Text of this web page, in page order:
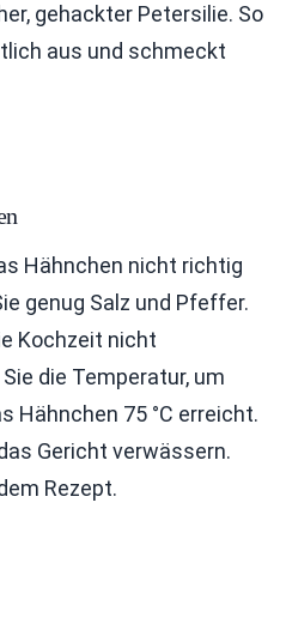
gehackter Petersilie. So
aus und schmeckt
Hähnchen nicht richtig
genug Salz und Pfeffer.
Kochzeit nicht
die Temperatur, um
Hähnchen 75 °C erreicht.
Gericht verwässern.
Rezept.